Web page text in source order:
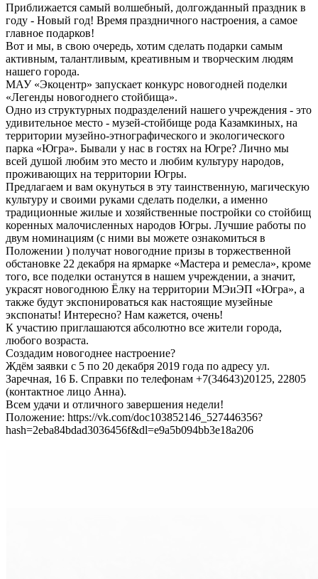
Приближается самый волшебный, долгожданный праздник в
году - Новый год! Время праздничного настроения, а самое
главное подарков!
Вот и мы, в свою очередь, хотим сделать подарки самым
активным, талантливым, креативным и творческим людям
нашего города.
МАУ «Экоцентр» запускает конкурс новогодней поделки
«Легенды новогоднего стойбища».
Одно из структурных подразделений нашего учреждения - это
удивительное место - музей-стойбище рода Казамкиных, на
территории музейно-этнографического и экологического
парка «Югра». Бывали у нас в гостях на Югре? Лично мы
всей душой любим это место и любим культуру народов,
проживающих на территории Югры.
Предлагаем и вам окунуться в эту таинственную, магическую
культуру и своими руками сделать поделки, а именно
традиционные жилые и хозяйственные постройки со стойбищ
коренных малочисленных народов Югры. Лучшие работы по
двум номинациям (с ними вы можете ознакомиться в
Положении ) получат новогодние призы в торжественной
обстановке 22 декабря на ярмарке «Мастера и ремесла», кроме
того, все поделки останутся в нашем учреждении, а значит,
украсят новогоднюю Ёлку на территории МЭиЭП «Югра», а
также будут экспонироваться как настоящие музейные
экспонаты! Интересно? Нам кажется, очень!
К участию приглашаются абсолютно все жители города,
любого возраста.
Создадим новогоднее настроение?
Ждём заявки с 5 по 20 декабря 2019 года по адресу ул.
Заречная, 16 Б. Справки по телефонам +7(34643)20125, 22805
(контактное лицо Анна).
Всем удачи и отличного завершения недели!
Положение: https://vk.com/doc103852146_527446356?
hash=2eba84bdad3036456f&dl=e9a5b094bb3e18a206